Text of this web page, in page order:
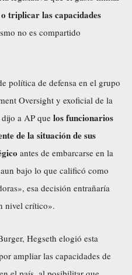
triplicar las capacidades
no es compartido
política de defensa en el grupo
Oversight y exoficial de la
a AP que los funcionarios
de la situación de sus
antes de embarcarse en la
bajo lo que calificó como
esa decisión entrañaría
nivel crítico».
Hegseth elogió esta
ampliar las capacidades de